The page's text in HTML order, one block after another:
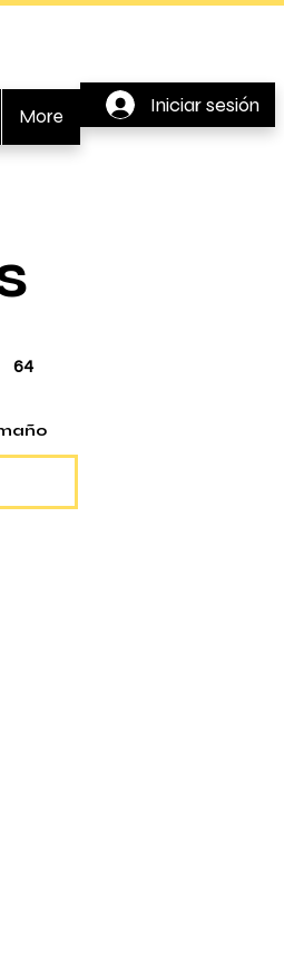
More Iniciar sesión
64